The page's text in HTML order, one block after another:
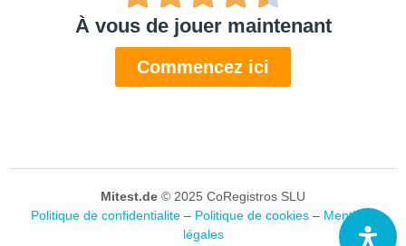
À vous de jouer maintenant
Commencez ici
Mitest.de © 2025 CoRegistros SLU
Politique de confidentialite– Politique de cookies– Mentions
légales